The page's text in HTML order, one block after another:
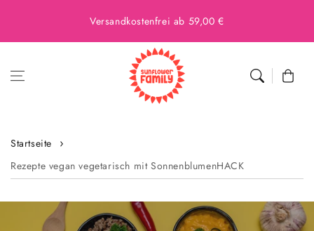
Versandkostenfrei ab 59,00 €
Startseite
Rezepte vegan vegetarisch mit SonnenblumenHACK